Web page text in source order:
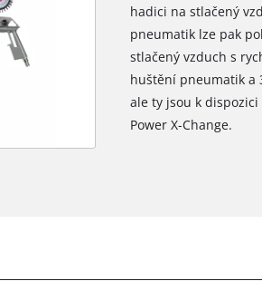
hadici na stlačený
pneumatik lze pak
stlačený vzduch s
huštění pneumatik a
ale ty jsou k
Power X-Change.